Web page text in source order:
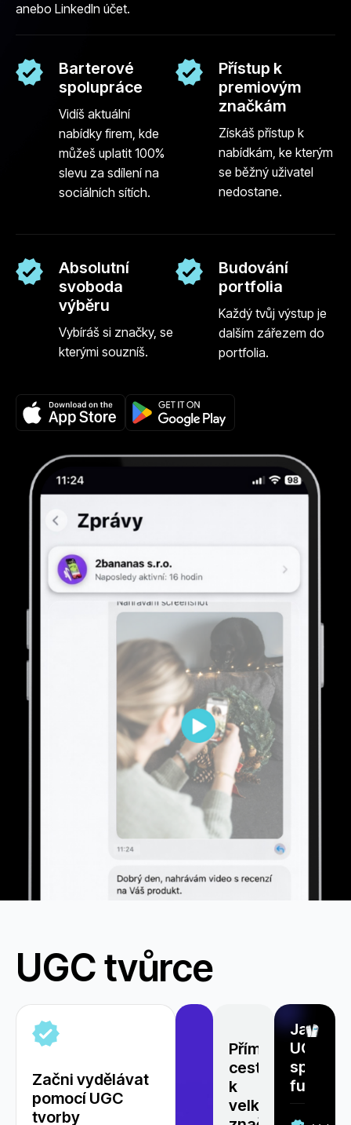
anebo LinkedIn účet.
Barterové
spolupráce
Vidíš aktuální
nabídky firem, kde
můžeš uplatit 100%
slevu za sdílení na
sociálních sítích.
Přístup k
premiovým
značkám
Získáš přístup k
nabídkám, ke kterým
se běžný uživatel
nedostane.
Absolutní
svoboda
výběru
Vybíráš si značky, se
kterými souzníš.
Budování
portfolia
Každý tvůj výstup je
dalším zářezem do
portfolia.
UGC tvůrce
Začni vydělávat
pomocí UGC
tvorby
Přímá
cesta
k
velkým
Jak
UGC